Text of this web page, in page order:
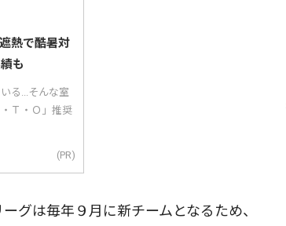
熱で酷暑対
も
る...そんな室
Ｔ・Ｏ」推奨
(PR)
は毎年９月に新チームとなるため、